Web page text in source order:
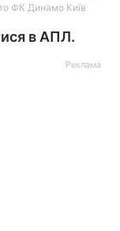
ФК Динамо Київ
в АПЛ.
Реклама